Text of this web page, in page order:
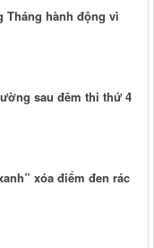
Tháng hành động vì
sau đêm thi thứ 4
xóa điểm đen rác